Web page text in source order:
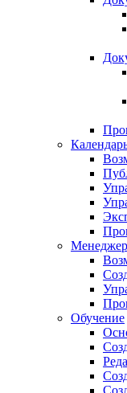
Обучение